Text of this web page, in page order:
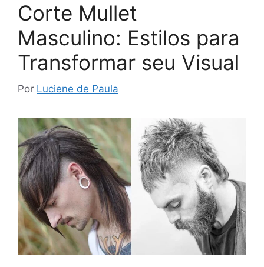
Corte Mullet
Masculino: Estilos para
Transformar seu Visual
Por Luciene de Paula